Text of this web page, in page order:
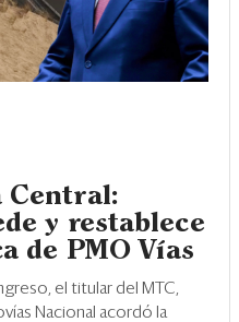
Central:
y restablece
de PMO Vías
el titular del MTC,
Nacional acordó la